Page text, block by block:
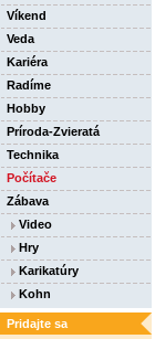
Víkend
Veda
Kariéra
Radíme
Hobby
Príroda-Zvieratá
Technika
Počítače
Zábava
Video
Hry
Karikatúry
Kohn
Pridajte sa